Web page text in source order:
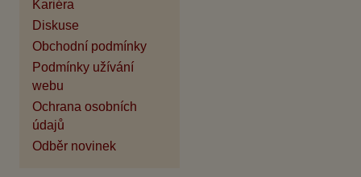
Kariéra
Diskuse
Obchodní podmínky
Podmínky užívání
webu
Ochrana osobních
údajů
Odběr novinek